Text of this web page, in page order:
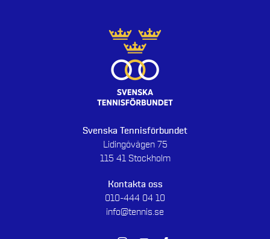
Svenska Tennisförbundet
Lidingövägen 75
115 41 Stockholm
Kontakta oss
010-444 04 10
info@tennis.se